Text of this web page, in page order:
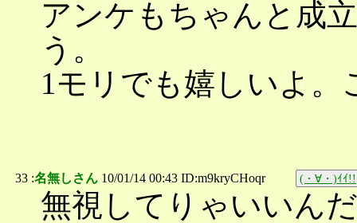
アンケもちゃんと成
う。
1モリでも嬉しいよ。
33 :名無しさん 10/01/14 00:43 ID:m9kryCHoqr (・∀・)ｲｲ!!
無視してりゃいいん